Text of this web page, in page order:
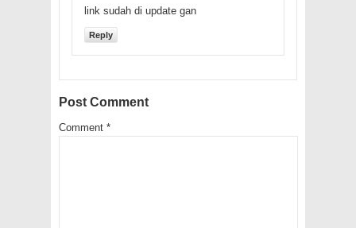
link sudah di update gan
Reply
Post Comment
Comment *